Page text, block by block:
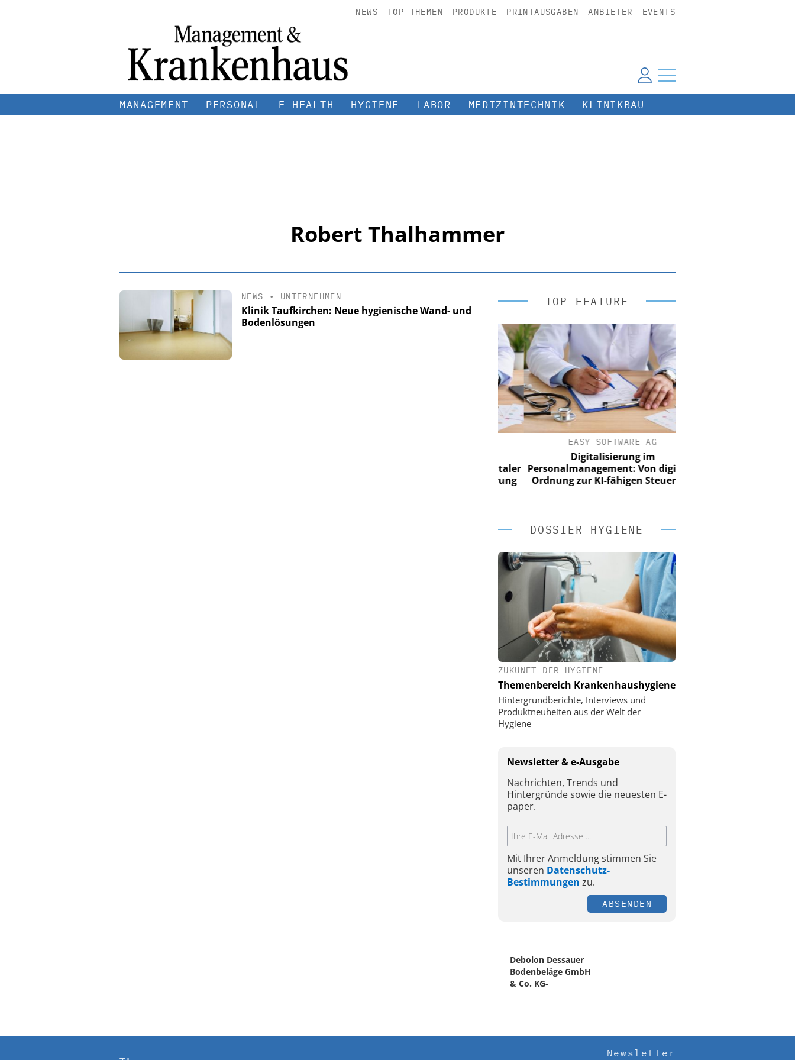
NEWS TOP-THEMEN PRODUKTE PRINTAUSGABEN ANBIETER EVENTS
MANAGEMENT PERSONAL E-HEALTH HYGIENE LABOR MEDIZINTECHNIK KLINIKBAU
Robert Thalhammer
NEWS • UNTERNEHMEN
Klinik Taufkirchen: Neue hygienische Wand- und
Bodenlösungen
TOP-FEATURE
Personalmanagement: Von digitaler
EASY SOFTWARE AG
Digitalisierung im
Personalmanagement: Von digitaler
Ordnung zur KI-fähigen Steuerung
DOSSIER HYGIENE
ZUKUNFT DER HYGIENE
Themenbereich Krankenhaushygiene
Hintergrundberichte, Interviews und
Produktneuheiten aus der Welt der
Hygiene
Newsletter & e-Ausgabe
Nachrichten, Trends und
Hintergründe sowie die neuesten E-
paper.
Mit Ihrer Anmeldung stimmen Sie
unseren Datenschutz-
Bestimmungen zu.
ABSENDEN
Debolon Dessauer
Bodenbeläge GmbH
& Co. KG-
Newsletter